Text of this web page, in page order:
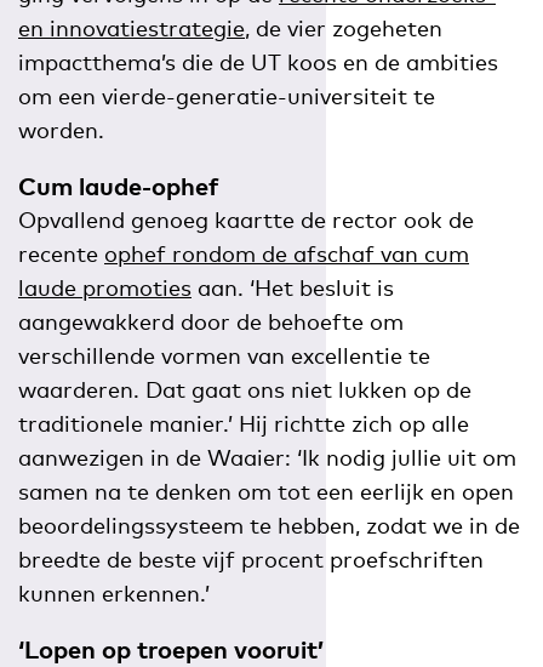
en innovatiestrategie, de vier zogeheten
impactthema’s die de UT koos en de ambities
om een vierde-generatie-universiteit te
worden.
Cum laude-ophef
Opvallend genoeg kaartte de rector ook de
recente ophef rondom de afschaf van cum
laude promoties aan. ‘Het besluit is
aangewakkerd door de behoefte om
verschillende vormen van excellentie te
waarderen. Dat gaat ons niet lukken op de
traditionele manier.’ Hij richtte zich op alle
aanwezigen in de Waaier: ‘Ik nodig jullie uit om
samen na te denken om tot een eerlijk en open
beoordelingssysteem te hebben, zodat we in de
breedte de beste vijf procent proefschriften
kunnen erkennen.’
‘Lopen op troepen vooruit’